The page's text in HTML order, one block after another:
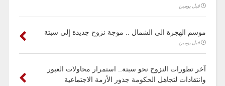
قبل يومين
موسم الهجرة الى الشمال .. موجة نزوح جديدة إلى سبتة
قبل يومين
آخر تطورات النزوح نحو سبتة.. استمرار محاولات العبور
وانتقادات لتجاهل الحكومة جذور الأزمة الاجتماعية